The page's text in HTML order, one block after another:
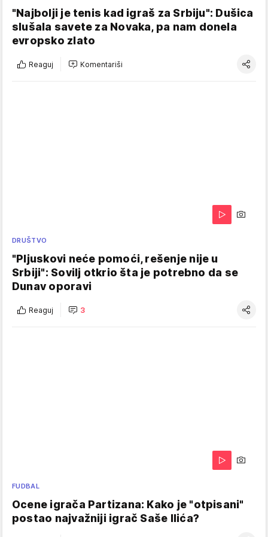
"Najbolji je tenis kad igraš za Srbiju": Dušica
slušala savete za Novaka, pa nam donela
evropsko zlato
Reaguj Komentariši
DRUŠTVO
"Pljuskovi neće pomoći, rešenje nije u
Srbiji": Sovilj otkrio šta je potrebno da se
Dunav oporavi
Reaguj 3
FUDBAL
Ocene igrača Partizana: Kako je "otpisani"
postao najvažniji igrač Saše Ilića?